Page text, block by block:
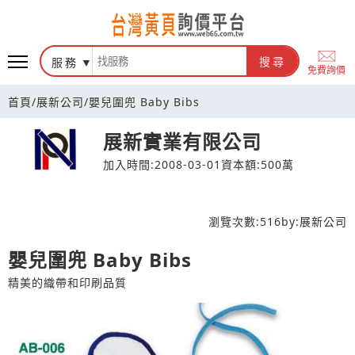
台灣黃頁詢價平台
服務 搜尋
免費詢價
首頁/展新公司/嬰兒圍兜 Baby Bibs
展新實業有限公司
加入時間:2008-03-01 資本額:500萬
瀏覽次數:516by:展新公司
嬰兒圍兜 Baby Bibs
精美的織帶和印刷品質